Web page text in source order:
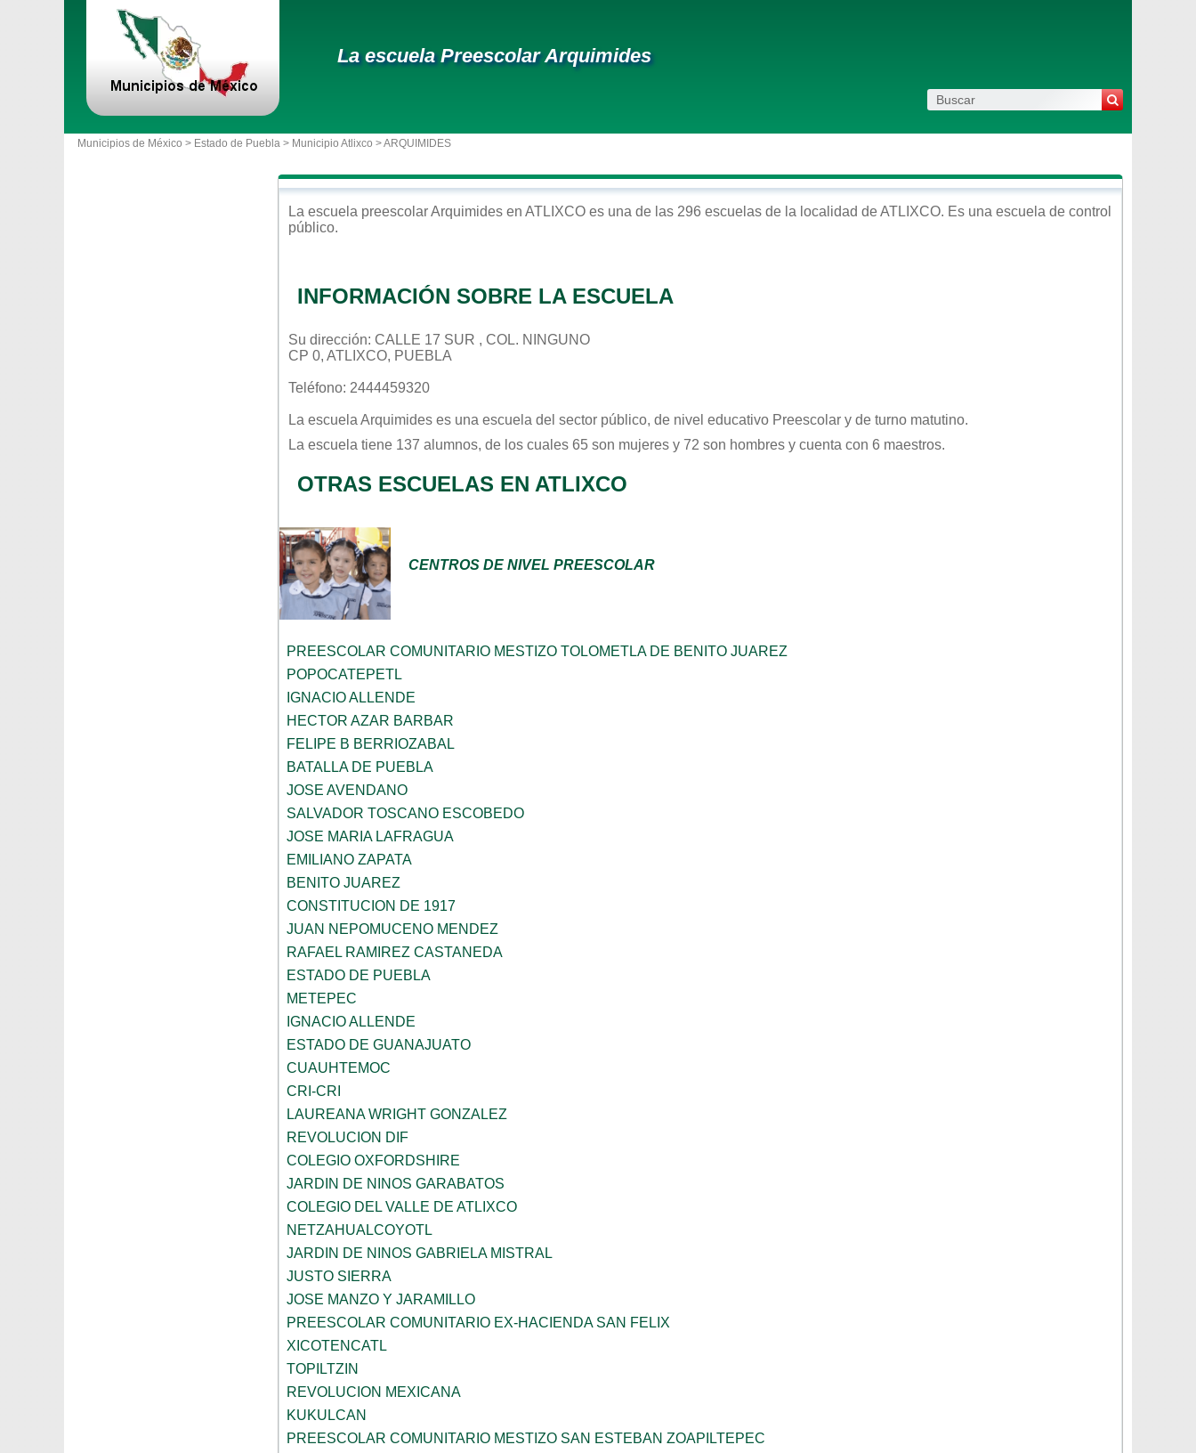
La escuela Preescolar Arquimides
Municipios de México > Estado de Puebla > Municipio Atlixco > ARQUIMIDES
La escuela preescolarArquimides en ATLIXCO es una de las 296 escuelas de la localidad deATLIXCO. Es una escuela de control
público.
INFORMACIÓN SOBRE LA ESCUELA
Su dirección: CALLE 17 SUR , COL. NINGUNO
CP 0, ATLIXCO, PUEBLA
Teléfono: 2444459320
La escuela Arquimides es una escuela del sector público, de nivel educativo Preescolar y de turno matutino.
La escuela tiene 137 alumnos, de los cuales 65 son mujeres y 72 son hombres y cuenta con 6 maestros.
OTRAS ESCUELAS EN ATLIXCO
CENTROS DE NIVEL PREESCOLAR
PREESCOLAR COMUNITARIO MESTIZO TOLOMETLA DE BENITO JUAREZ
POPOCATEPETL
IGNACIO ALLENDE
HECTOR AZAR BARBAR
FELIPE B BERRIOZABAL
BATALLA DE PUEBLA
JOSE AVENDANO
SALVADOR TOSCANO ESCOBEDO
JOSE MARIA LAFRAGUA
EMILIANO ZAPATA
BENITO JUAREZ
CONSTITUCION DE 1917
JUAN NEPOMUCENO MENDEZ
RAFAEL RAMIREZ CASTANEDA
ESTADO DE PUEBLA
METEPEC
IGNACIO ALLENDE
ESTADO DE GUANAJUATO
CUAUHTEMOC
CRI-CRI
LAUREANA WRIGHT GONZALEZ
REVOLUCION DIF
COLEGIO OXFORDSHIRE
JARDIN DE NINOS GARABATOS
COLEGIO DEL VALLE DE ATLIXCO
NETZAHUALCOYOTL
JARDIN DE NINOS GABRIELA MISTRAL
JUSTO SIERRA
JOSE MANZO Y JARAMILLO
PREESCOLAR COMUNITARIO EX-HACIENDA SAN FELIX
XICOTENCATL
TOPILTZIN
REVOLUCION MEXICANA
KUKULCAN
PREESCOLAR COMUNITARIO MESTIZO SAN ESTEBAN ZOAPILTEPEC